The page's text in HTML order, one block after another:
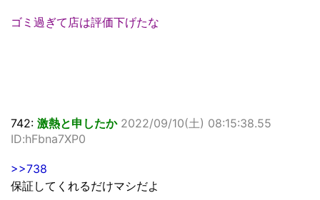
ゴミ過ぎて店は評価下げたな
742: 激熱と申したか 2022/09/10(土) 08:15:38.55
ID:hFbna7XP0
>>738
保証してくれるだけマシだよ